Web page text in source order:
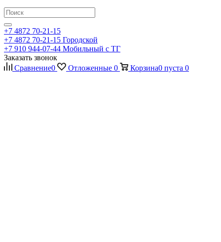
+7 4872 70-21-15
+7 4872 70-21-15 Городской
+7 910 944-07-44 Мобильный с ТГ
Заказать звонок
Сравнение0 Отложенные 0 Корзина0 пуста 0